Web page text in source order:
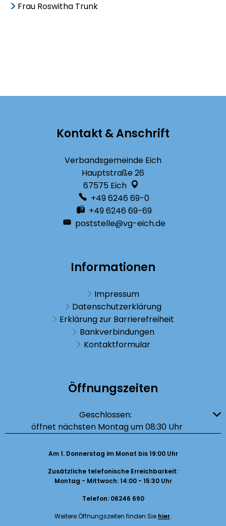
Frau Roswitha Trunk
Kontakt & Anschrift
Verbandsgemeinde Eich
Hauptstraße 26
67575 Eich
+49 6246 69-0
+49 6246 69-69
poststelle@vg-eich.de
Informationen
Impressum
Datenschutzerklärung
Erklärung zur Barrierefreiheit
Bankverbindungen
Kontaktformular
Öffnungszeiten
Klicken, um weitere Öffnungs- oder Schließzeiten auszublenden
Geschlossen:
öffnet nächsten Montag um 08:30 Uhr
Am 1. Donnerstag im Monat bis 19:00 Uhr
Zusätzliche telefonische Erreichbarkeit:
Montag - Mittwoch: 14:00 - 15:30 Uhr
Telefon: 06246 690
Weitere Öffnungszeiten finden Sie hier.